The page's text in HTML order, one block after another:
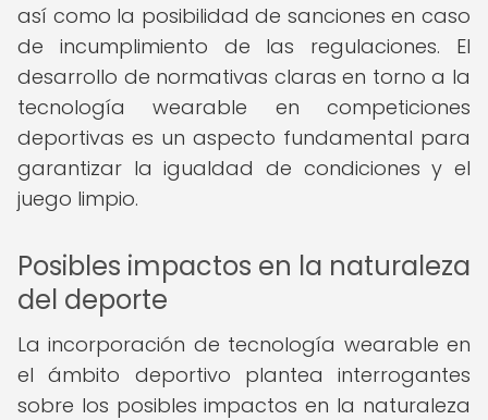
así como la posibilidad de sanciones en caso
de incumplimiento de las regulaciones. El
desarrollo de normativas claras en torno a la
tecnología wearable en competiciones
deportivas es un aspecto fundamental para
garantizar la igualdad de condiciones y el
juego limpio.
Posibles impactos en la naturaleza
del deporte
La incorporación de tecnología wearable en
el ámbito deportivo plantea interrogantes
sobre los posibles impactos en la naturaleza